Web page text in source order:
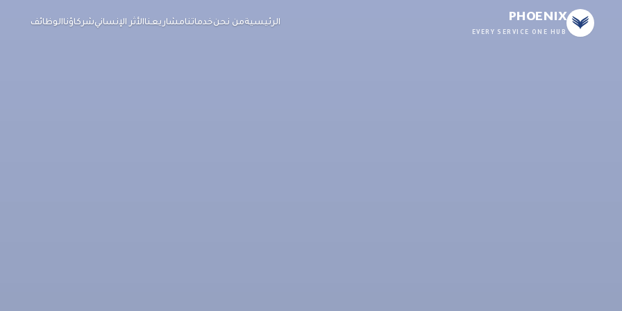
PHOENIX
EVERY SERVICE ONE HUB
الرئيسيةمن نحنخدماتنامشاريعناالأثر الإنسانيشركاؤناالوظائف